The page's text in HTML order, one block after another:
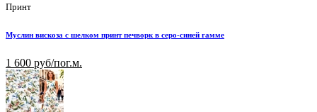
Принт
Муслин вискоза с шелком принт печворк в серо-синей гамме
1 600 руб/пог.м.